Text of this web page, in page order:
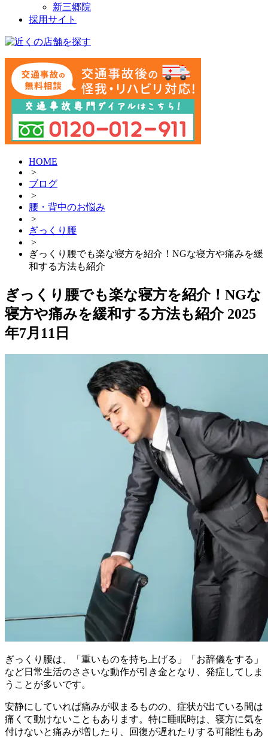
新三郷院
採用サイト
HOME
>
ブログ
>
腰・背中のお悩み
>
ぎっくり腰
>
ぎっくり腰でも楽な寝方を紹介！NGな寝方や痛みを緩
和する方法も紹介
ぎっくり腰でも楽な寝方を紹介！NGな
寝方や痛みを緩和する方法も紹介 2025
年7月11日
ぎっくり腰は、「重いものを持ち上げる」「お辞儀をする」
など日常生活のささいな動作が引き金となり、発症してしま
うことが多いです。
安静にしていれば痛みが収まるものの、症状が出ている間は
痛くて動けないこともあります。特に睡眠時は、寝方に気を
付けないと痛みが増したり、回復が遅れたりする可能性もあ